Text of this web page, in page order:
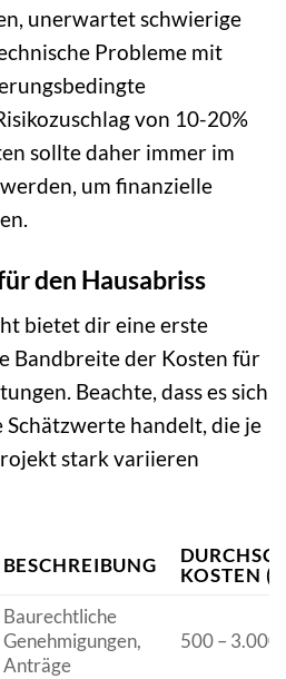
unerwartet schwierige
Probleme mit
von 10-20%
sollte daher immer im
um finanzielle
den Hausabriss
bietet dir eine erste
Bandbreite der Kosten für
Beachte, dass es sich
handelt, die je
stark variieren
BESCHREIBUNG
KOSTEN
Baurechtliche
Genehmigungen,
Anträge
500 – 3.000